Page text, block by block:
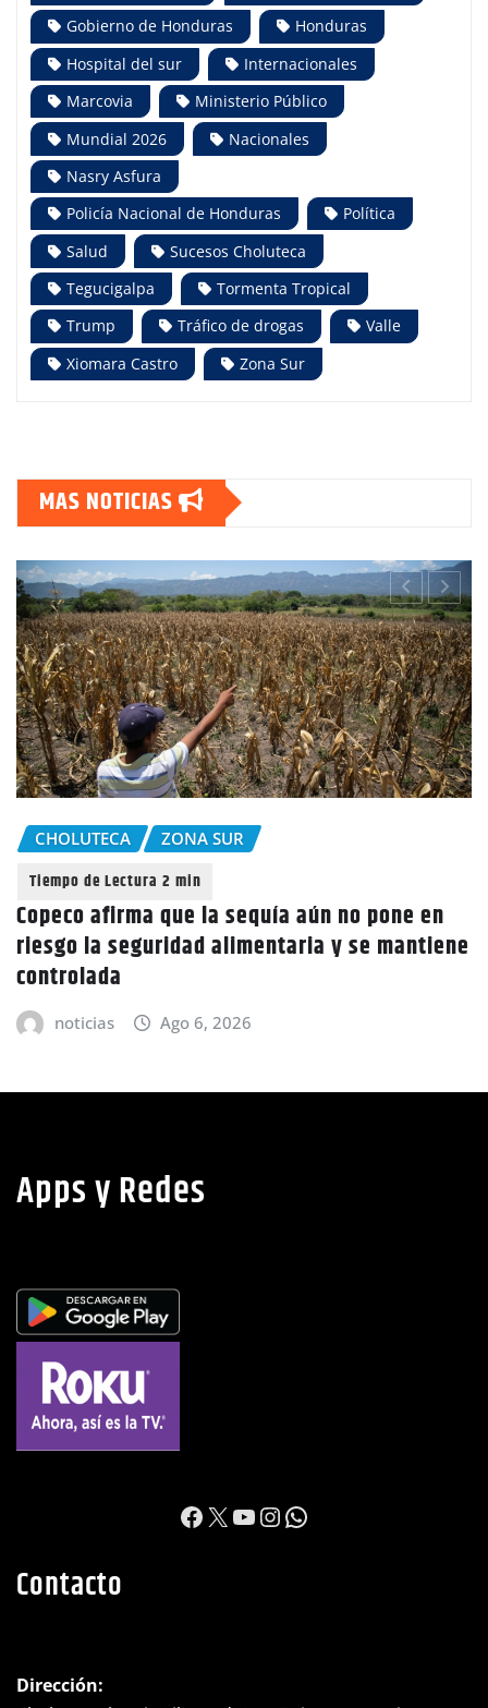
Gobierno de Honduras
Honduras
Hospital del sur
Internacionales
Marcovia
Ministerio Público
Mundial 2026
Nacionales
Nasry Asfura
Policía Nacional de Honduras
Política
Salud
Sucesos Choluteca
Tegucigalpa
Tormenta Tropical
Trump
Tráfico de drogas
Valle
Xiomara Castro
Zona Sur
MAS NOTICIAS
CHOLUTECA ZONA SUR
Copeco afirma que la sequía aún no pone en
riesgo la seguridad alimentaria y se mantiene
controlada
noticias Ago 6, 2026
Apps y Redes
https://
X YouTube
Instagram
WhatsApp
Contacto
Dirección: